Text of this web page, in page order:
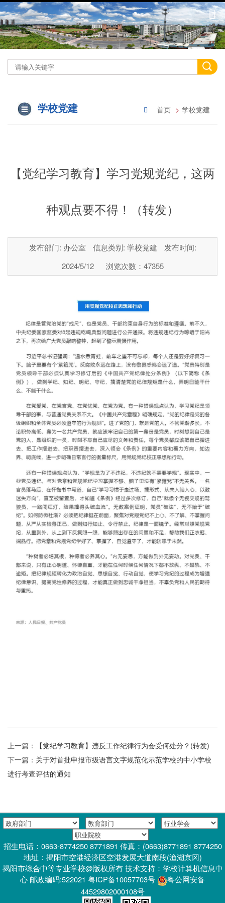
学校党建 首页 学校党建
【党纪学习教育】学习党规党纪，这两
种观点要不得！（转发）
发布部门: 办公室 信息类别: 学校党建
发布时间:
2024/5/12
浏览次数： 47355
上一篇：
【党纪学习教育】违反工作纪律行为会受何处分？(转发)
下一篇： 关于对首批申报市级语言文字规范化示范学校的中小学校
进行考查评估的通知
招生电话：0663-8774250 8771891 传真：(0663)8771891 8774250
地址：揭阳市空港经济区空港发展大道南段(渔湖京冈)
揭阳市综合中等专业学校@版权所有 技术支持：学校计算机信息中
心 邮政编码:522021 粤ICP备10057703号
粤公网安备
44529802000108号